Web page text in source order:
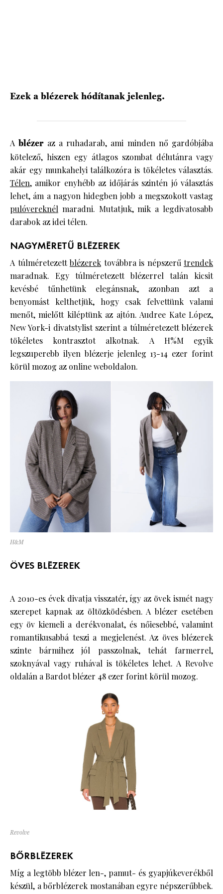
Ezek a blézerek hódítanak jelenleg.
Ablézeraz a ruhadarab, ami minden nő gardóbjába
kötelező, hiszen egy átlagos szombat délutánra vagy
akár egy munkahelyi találkozóra is tökéletes választás.
Télen, amikor enyhébb az időjárás szintén jó választás
lehet, ám a nagyon hidegben jobb a megszokott vastag
pulóvereknél maradni. Mutatjuk, mik a legdivatosabb
darabok az idei télen.
NAGYMÉRETŰ BLÉZEREK
A túlméretezettblézerek továbbra is népszerű trendek
maradnak. Egy túlméretezett blézerrel talán kicsit
kevésbé tűnhetünk elegánsnak, azonban azt a
benyomást kelthetjük, hogy csak felvettünk valami
menőt, mielőtt kiléptünk az ajtón. Audree Kate López,
New York-i divatstylist szerint a túlméretezett blézerek
tökéletes kontrasztot alkotnak. A H%M egyik
legszuperebb ilyen blézerje jelenleg 13-14 ezer forint
körül mozog az online weboldalon.
H&M
ÖVES BLÉZEREK
A 2010-es évek divatja visszatér, így az övek ismét nagy
szerepet kapnak az öltözködésben. A blézer esetében
egy öv kiemeli a derékvonalat, és nőiesebbé, valamint
romantikusabbá teszi a megjelenést. Az öves blézerek
szinte bármihez jól passzolnak, tehát farmerrel,
szoknyával vagy ruhával is tökéletes lehet. A Revolve
oldalán a Bardot blézer 48 ezer forint körül mozog.
Revolve
BŐRBLÉZEREK
Míg a legtöbb blézer len-, pamut- és gyapjúkeverékből
készül, a bőrblézerek mostanában egyre népszerűbbek.